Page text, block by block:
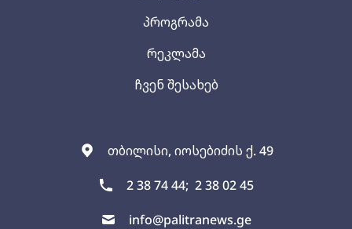
თბილისი, იოსებიძის ქ. 49
2 38 74 44; 2 38 02 45
info@palitranews.ge
პროგრამა
რეკლამა
ჩვენ შესახებ